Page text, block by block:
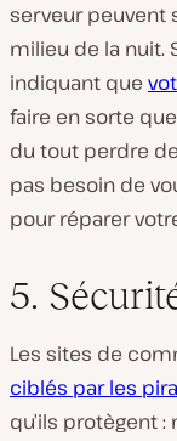
serveur peuvent
milieu de la nuit.
indiquant que
faire en sorte
du tout perdre
pas besoin de
pour réparer
5.
Les sites de
ciblés par les
qu’ils protègent